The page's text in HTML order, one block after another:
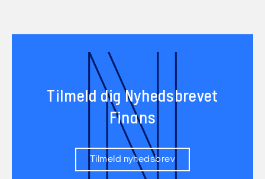
Tilmeld dig Nyhedsbrevet
Finans
Tilmeld nyhedsbrev